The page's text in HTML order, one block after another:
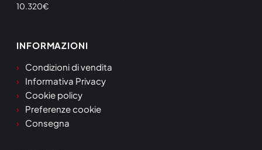
10.320€
INFORMAZIONI
Condizioni di vendita
Informativa Privacy
Cookie policy
Preferenze cookie
Consegna